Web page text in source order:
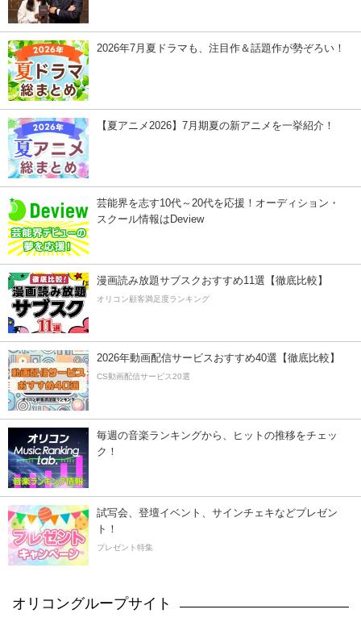
2026年7月夏ドラマも、注目作＆話題作が勢ぞろい！
【夏アニメ2026】7月期夏の新アニメを一挙紹介！
芸能界を志す10代～20代を応援！オーディション・
スクール情報はDeview
漫画読み放題サブスクおすすめ11選【徹底比較】
オリコン顧客満足度ランキング
2026年動画配信サービスおすすめ40選【徹底比較】
CS動画配信サービス20選
毎週の音楽ランキングから、ヒットの推移をチェッ
ク！
試写会、登壇イベント、サインチェキなどプレゼン
ト！
プレゼント特集
オリコングループサイト